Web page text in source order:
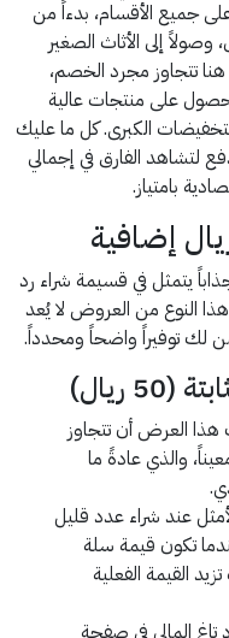
جميع الأقسام، بدءاً من
وصولاً إلى الأثاث الصغير
هنا تتجاوز مجرد الخصم،
على منتجات عالية
الكبرى. كل ما عليك
لتشاهد الفارق في إجمالي
بامتياز.
يتمثل في قسيمة شراء رد
هذا النوع من العروض لا يُعد
لك توفيراً واضحاً ومحدداً.
ريال)
هذا العرض أن تتجاوز
والذي عادةً ما
عند شراء عدد قليل
تكون قيمة سلة
القيمة الفعلية